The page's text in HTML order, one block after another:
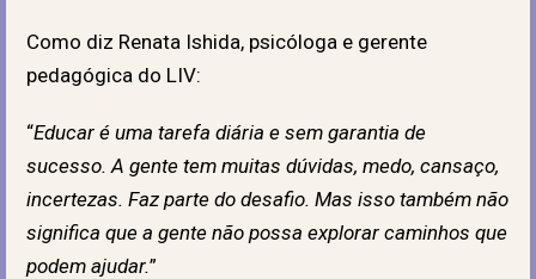
Como diz Renata Ishida, psicóloga e gerente
pedagógica do LIV:
“Educar é uma tarefa diária e sem garantia de
sucesso. A gente tem muitas dúvidas, medo, cansaço,
incertezas. Faz parte do desafio. Mas isso também não
significa que a gente não possa explorar caminhos que
podem ajudar.”